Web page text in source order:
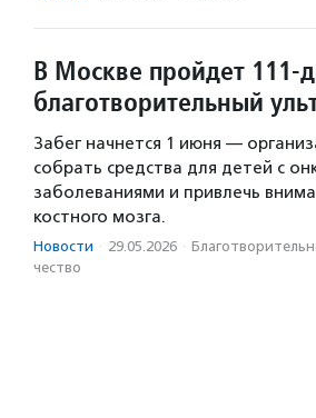
В Москве пройдет 111-
благотворительный
Забег начнется 1 июня —
собрать средства для детей с
заболеваниями и привлечь
костного мозга.
Новости · 29.05.2026 ·
чест­во